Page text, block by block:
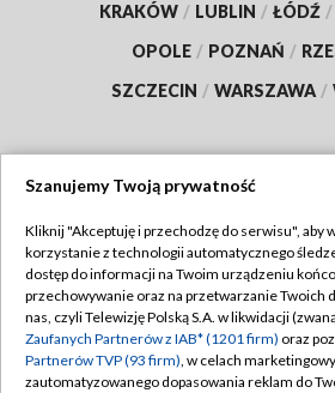
KRAKÓW / LUBLIN / ŁÓDŹ /
OPOLE / POZNAŃ /
SZCZECIN / WARSZAWA /
TVP
Abonament TVP
Emisja w TVP
Centrum informacji TVP
Regulamin
Polityka
Moje zgody
Szanujemy Twoją prywatność
Kliknij "Akceptuję i przechodzę do serwisu", aby
korzystanie z technologii automatycznego
dostęp do informacji na Twoim urządzeniu
przechowywanie oraz na przetwarzanie Twoich
nas, czyli Telewizję Polską S.A. w likwidacji
Zaufanych Partnerów z IAB* (1201 firm) oraz
Partnerów TVP (93 firm), w celach
zautomatyzowanego dopasowania reklam do